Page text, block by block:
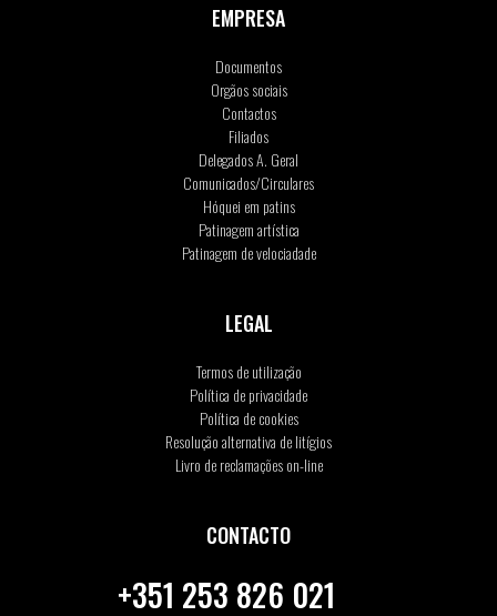
EMPRESA
Documentos
Orgãos sociais
Contactos
Filiados
Delegados A. Geral
Comunicados/Circulares
Hóquei em patins
Patinagem artística
Patinagem de velociadade
LEGAL
Termos de utilização
Política de privacidade
Política de cookies
Resolução alternativa de litígios
Livro de reclamações on-line
CONTACTO
+351 253 826 021